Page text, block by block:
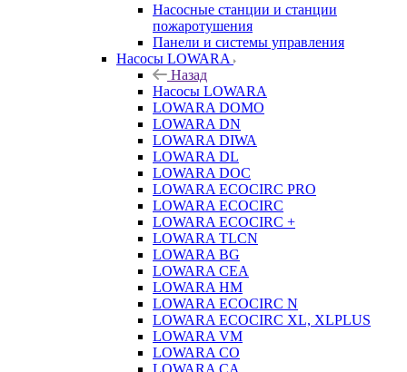
Насосные станции и станции
пожаротушения
Панели и системы управления
Насосы LOWARA
Назад
Насосы LOWARA
LOWARA DOMO
LOWARA DN
LOWARA DIWA
LOWARA DL
LOWARA DOC
LOWARA ECOCIRC PRO
LOWARA ECOCIRC
LOWARA ECOCIRC +
LOWARA TLCN
LOWARA BG
LOWARA CEA
LOWARA HM
LOWARA ECOCIRC N
LOWARA ECOCIRC XL, XLPLUS
LOWARA VM
LOWARA CO
LOWARA CA